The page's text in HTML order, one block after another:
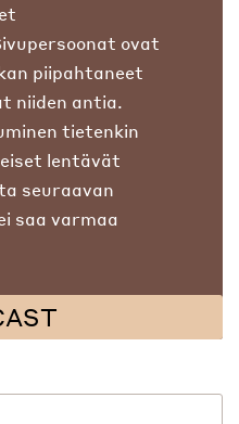
ovat
piipahtaneet
niiden antia.
tietenkin
lentävät
seuraavan
saa varmaa